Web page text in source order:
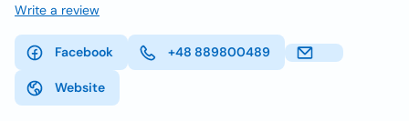
Write a review
Facebook +48 889800489
Website